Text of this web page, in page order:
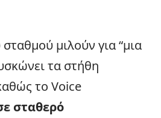
μιλούν για “μια
τα στήθη
το Voice
σταθερό